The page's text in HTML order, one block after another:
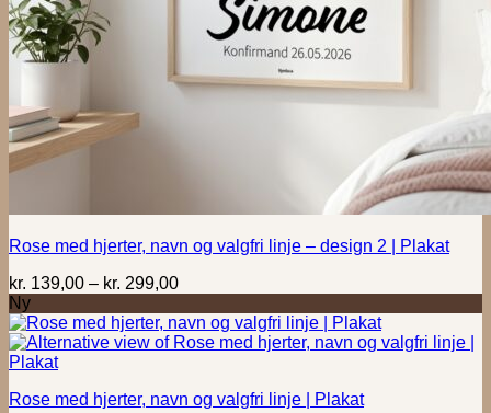
Rose med hjerter, navn og valgfri linje – design 2 | Plakat
kr. 139,00 – kr. 299,00Prisinterval:
til
kr. 299,00
Ny
Rose med hjerter, navn og valgfri linje | Plakat